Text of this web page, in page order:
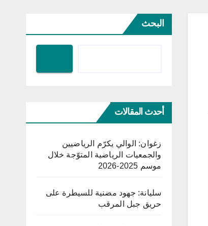
البحث
أحدث المقالات
زغوان: الوالي يكرّم الرياضيين
والجمعيات الرياضية المتوّجة خلال
موسم 2025-2026
سليانة: جهود مضنية للسيطرة على
حريق جبل المرقب